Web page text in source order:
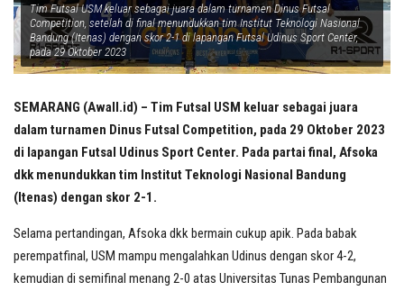
Tim Futsal USM keluar sebagai juara dalam turnamen Dinus Futsal
Competition, setelah di final menundukkan tim Institut Teknologi Nasional
Bandung (Itenas) dengan skor 2-1 di lapangan Futsal Udinus Sport Center,
pada 29 Oktober 2023
SEMARANG (Awall.id) – Tim Futsal USM keluar sebagai juara
dalam turnamen Dinus Futsal Competition, pada 29 Oktober 2023
di lapangan Futsal Udinus Sport Center. Pada partai final, Afsoka
dkk menundukkan tim Institut Teknologi Nasional Bandung
(Itenas) dengan skor 2-1.
Selama pertandingan, Afsoka dkk bermain cukup apik. Pada babak
perempatfinal, USM mampu mengalahkan Udinus dengan skor 4-2,
kemudian di semifinal menang 2-0 atas Universitas Tunas Pembangunan